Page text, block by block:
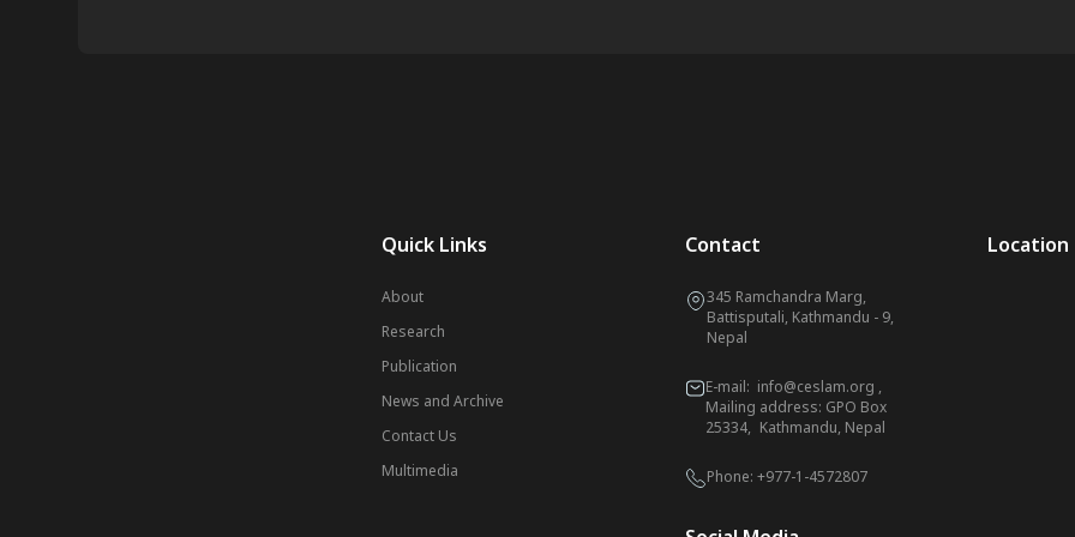
Quick Links
About
Research
Publication
News and Archive
Contact Us
Multimedia
Contact
345 Ramchandra Marg,
Battisputali, Kathmandu - 9,
Nepal
E-mail: info@ceslam.org ,
Mailing address: GPO Box
25334, Kathmandu, Nepal
Phone: +977-1-4572807
Location